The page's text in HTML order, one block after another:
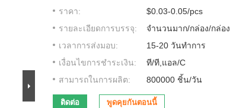
ราคา:
$0.03-0.05/pcs
รายละเอียดการบรรจุ:
จำนวนมาก/กล่อง/กล่อง
เวลาการส่งมอบ:
15-20 วันทำการ
เงื่อนไขการชำระเงิน:
ที/ที,แอล/C
สามารถในการผลิต:
800000 ชิ้น/วัน
ติดต่อ พูดคุยกันตอนนี้